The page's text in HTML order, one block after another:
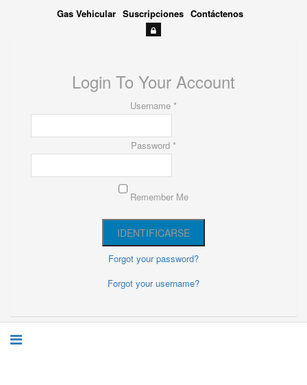
Gas Vehicular Suscripciones Contáctenos
Login To Your Account
Username *
Password *
Remember Me
Forgot your password?
Forgot your username?